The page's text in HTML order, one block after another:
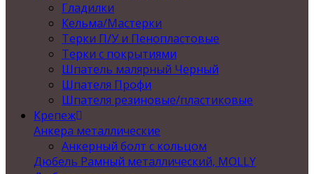
Гладилки
Кельма/Мастерки
Терки П/У и Пенопластовые
Терки с покрытиями
Шпатель малярный Черный
Шпателя Профи
Шпателя резиновые/пластиковые
Крепеж
Анкера металлические
Анкерный болт с кольцом
Дюбель Рамный металлический, MOLLY